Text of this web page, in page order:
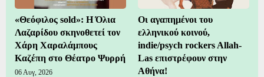
«Θεόφιλος sold»: Η Όλια
Λαζαρίδου σκηνοθετεί τον
Χάρη Χαραλάμπους
Καζέπη στο Θέατρο Ψυρρή
06 Αυγ, 2026
Οι αγαπημένοι του
ελληνικού κοινού,
indie/psych rockers Allah-
Las επιστρέφουν στην
Αθήνα!